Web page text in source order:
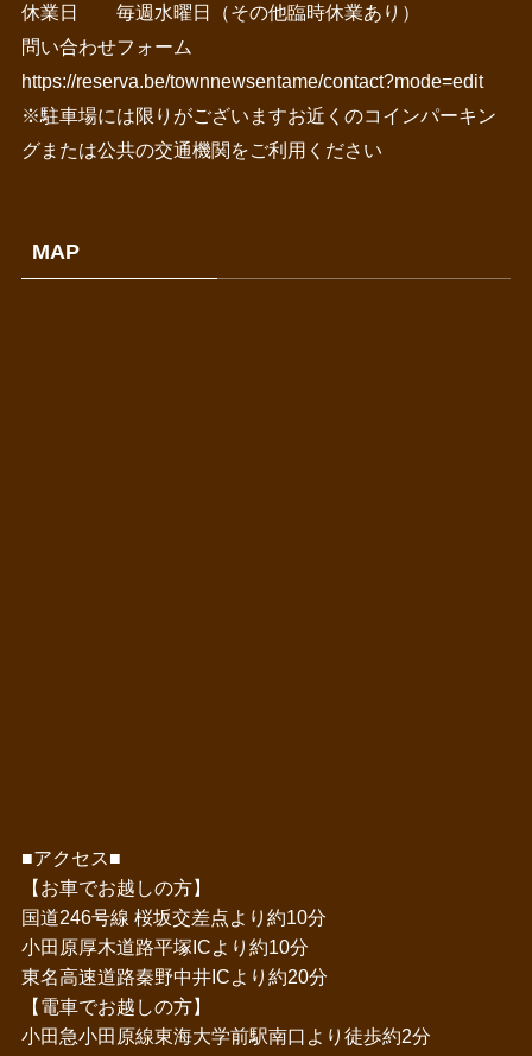
休業日 毎週水曜日（その他臨時休業あり）
問い合わせフォーム
https://reserva.be/townnewsentame/contact?mode=edit
※駐車場には限りがございますお近くのコインパーキン
グまたは公共の交通機関をご利用ください
MAP
■アクセス■
【お車でお越しの方】
国道246号線 桜坂交差点より約10分
小田原厚木道路平塚ICより約10分
東名高速道路秦野中井ICより約20分
【電車でお越しの方】
小田急小田原線東海大学前駅南口より徒歩約2分